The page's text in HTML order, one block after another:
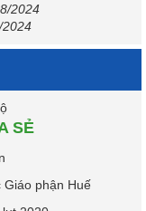
2024
2024
SẺ